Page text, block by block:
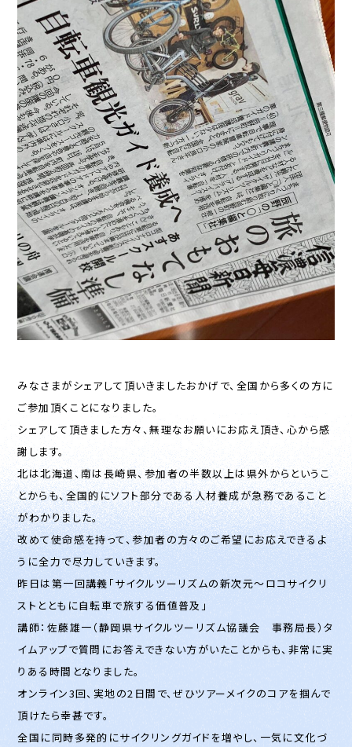
みなさまがシェアして頂いきましたおかげで、全国から多くの方に
ご参加頂くことになりました。
シェアして頂きました方々、無理なお願いにお応え頂き、心から感
謝します。
北は北海道、南は長崎県、参加者の半数以上は県外からというこ
とからも、全国的にソフト部分である人材養成が急務であること
がわかりました。
改めて使命感を持って、参加者の方々のご希望にお応えできるよ
うに全力で尽力していきます。
昨日は第一回講義「サイクルツーリズムの新次元～ロコサイクリ
ストとともに自転車で旅する価値普及」
講師：佐藤雄一（静岡県サイクルツーリズム協議会 事務局長）タ
イムアップで質問にお答えできない方がいたことからも、非常に実
りある時間となりました。
オンライン3回、実地の2日間で、ぜひツアーメイクのコアを掴んで
頂けたら幸甚です。
全国に同時多発的にサイクリングガイドを増やし、一気に文化づ